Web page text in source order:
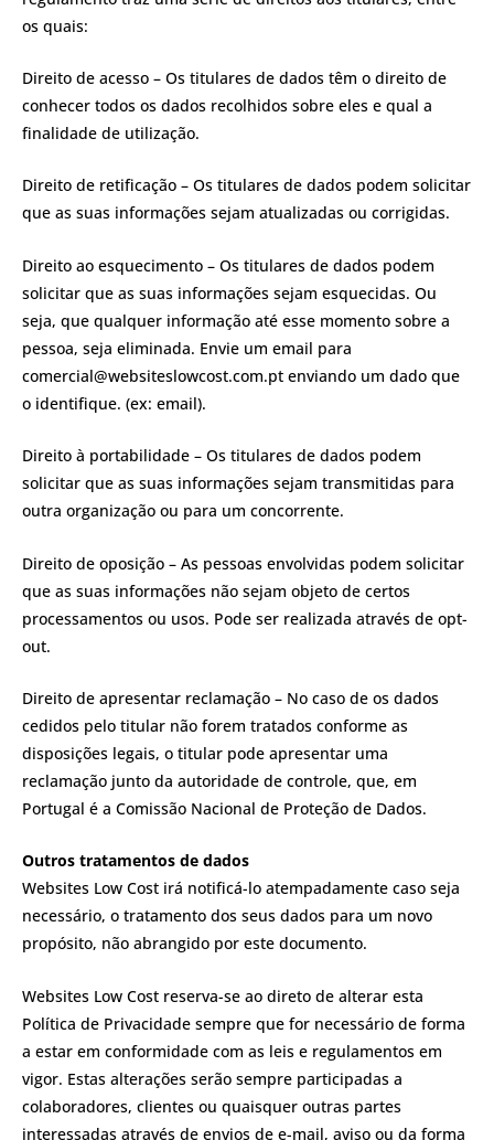
os quais:
Direito de acesso – Os titulares de dados têm o direito de
conhecer todos os dados recolhidos sobre eles e qual a
finalidade de utilização.
Direito de retificação – Os titulares de dados podem solicitar
que as suas informações sejam atualizadas ou corrigidas.
Direito ao esquecimento – Os titulares de dados podem
solicitar que as suas informações sejam esquecidas. Ou
seja, que qualquer informação até esse momento sobre a
pessoa, seja eliminada. Envie um email para
comercial@websiteslowcost.com.pt enviando um dado que
o identifique. (ex: email).
Direito à portabilidade – Os titulares de dados podem
solicitar que as suas informações sejam transmitidas para
outra organização ou para um concorrente.
Direito de oposição – As pessoas envolvidas podem solicitar
que as suas informações não sejam objeto de certos
processamentos ou usos. Pode ser realizada através de opt-
out.
Direito de apresentar reclamação – No caso de os dados
cedidos pelo titular não forem tratados conforme as
disposições legais, o titular pode apresentar uma
reclamação junto da autoridade de controle, que, em
Portugal é a Comissão Nacional de Proteção de Dados.
Outros tratamentos de dados
Websites Low Cost irá notificá-lo atempadamente caso seja
necessário, o tratamento dos seus dados para um novo
propósito, não abrangido por este documento.
Websites Low Cost reserva-se ao direto de alterar esta
Política de Privacidade sempre que for necessário de forma
a estar em conformidade com as leis e regulamentos em
vigor. Estas alterações serão sempre participadas a
colaboradores, clientes ou quaisquer outras partes
interessadas através de envios de e-mail, aviso ou da forma